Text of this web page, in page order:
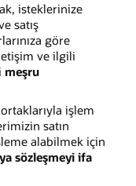
isteklerinize
satış
göre
ve ilgili
meşru
işlem
satın
alabilmek için
sözleşmeyi ifa